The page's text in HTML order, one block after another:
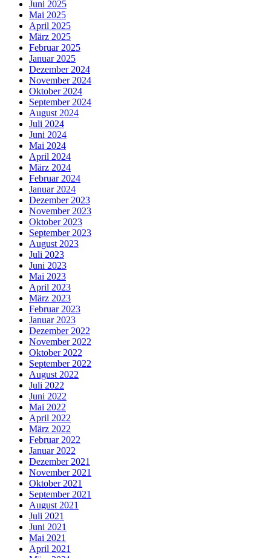
Juni 2025
Mai 2025
April 2025
März 2025
Februar 2025
Januar 2025
Dezember 2024
November 2024
Oktober 2024
September 2024
August 2024
Juli 2024
Juni 2024
Mai 2024
April 2024
März 2024
Februar 2024
Januar 2024
Dezember 2023
November 2023
Oktober 2023
September 2023
August 2023
Juli 2023
Juni 2023
Mai 2023
April 2023
März 2023
Februar 2023
Januar 2023
Dezember 2022
November 2022
Oktober 2022
September 2022
August 2022
Juli 2022
Juni 2022
Mai 2022
April 2022
März 2022
Februar 2022
Januar 2022
Dezember 2021
November 2021
Oktober 2021
September 2021
August 2021
Juli 2021
Juni 2021
Mai 2021
April 2021